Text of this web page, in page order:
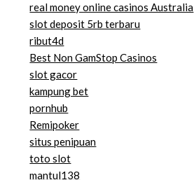
real money online casinos Australia
slot deposit 5rb terbaru
ribut4d
Best Non GamStop Casinos
slot gacor
kampung bet
pornhub
Remipoker
situs penipuan
toto slot
mantul138